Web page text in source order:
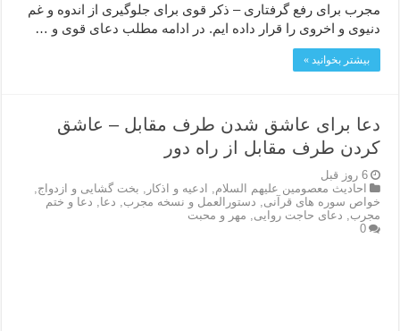
مجرب برای رفع گرفتاری – ذکر قوی برای جلوگیری از اندوه و غم
دنیوی و اخروی را قرار داده ایم. در ادامه مطلب دعای قوی و …
بیشتر بخوانید »
دعا برای عاشق شدن طرف مقابل – عاشق
کردن طرف مقابل از راه دور
6 روز قبل
احاديث معصومين عليهم السلام, ادعيه و اذكار , بخت گشایی و ازدواج,
خواص سوره های قرآنی, دستورالعمل و نسخه مجرب, دعا, دعا و ختم
مجرب, دعای حاجت روایی, مهر و محبت
0